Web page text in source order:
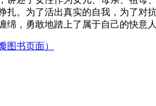
扎。为了活出真实的自我，为了
，勇敢地踏上了属于自己的快意
图书页面）